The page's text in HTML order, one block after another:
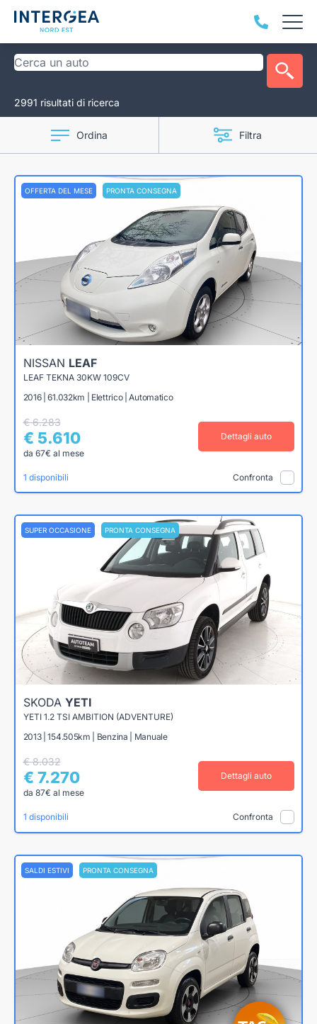
2991 risultati di ricerca
Ordina Filtra
OFFERTA DEL MESE PRONTA CONSEGNA
NISSAN LEAF
LEAF TEKNA 30KW 109CV
2016 | 61.032km | Elettrico | Automatico
€ 6.283
€ 5.610
da 67€ al mese
Dettagli auto
1 disponibili Confronta
SUPER OCCASIONE PRONTA CONSEGNA
SKODA YETI
YETI 1.2 TSI AMBITION (ADVENTURE)
2013 | 154.505km | Benzina | Manuale
€ 8.032
€ 7.270
da 87€ al mese
Dettagli auto
1 disponibili Confronta
SALDI ESTIVI PRONTA CONSEGNA